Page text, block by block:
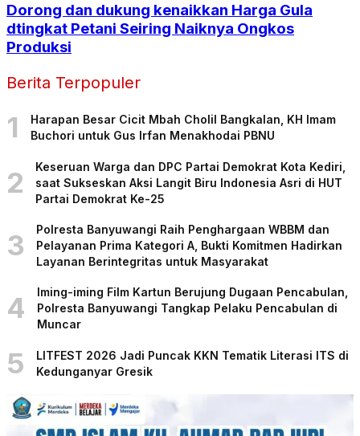
Dorong dan dukung kenaikkan Harga Gula
dtingkat Petani Seiring Naiknya Ongkos
Produksi
Berita Terpopuler
1
Harapan Besar Cicit Mbah Cholil Bangkalan, KH Imam
Buchori untuk Gus Irfan Menakhodai PBNU
2
Keseruan Warga dan DPC Partai Demokrat Kota Kediri,
saat Sukseskan Aksi Langit Biru Indonesia Asri di HUT
Partai Demokrat Ke-25
3
Polresta Banyuwangi Raih Penghargaan WBBM dan
Pelayanan Prima Kategori A, Bukti Komitmen Hadirkan
Layanan Berintegritas untuk Masyarakat
4
Iming-iming Film Kartun Berujung Dugaan Pencabulan,
Polresta Banyuwangi Tangkap Pelaku Pencabulan di
Muncar
5
LITFEST 2026 Jadi Puncak KKN Tematik Literasi ITS di
Kedunganyar Gresik